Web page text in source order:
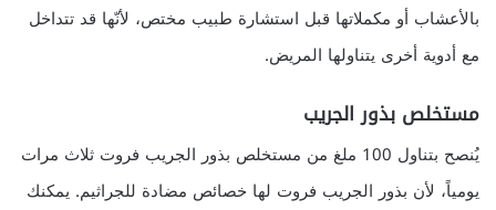
بالأعشاب أو مكملاتها قبل استشارة طبيب مختص، لأنّها قد تتداخل
مع أدوية أخرى يتناولها المريض.
مستخلص بذور الجريب
يُنصح بتناول 100 ملغ من مستخلص بذور الجريب فروت ثلاث مرات
يومياً، لأن بذور الجريب فروت لها خصائص مضادة للجراثيم. يمكنك